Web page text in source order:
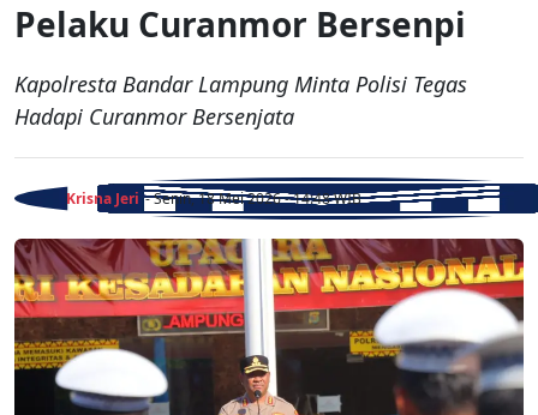
Pelaku Curanmor Bersenpi
Kapolresta Bandar Lampung Minta Polisi Tegas
Hadapi Curanmor Bersenjata
Krisna Jeri - Senin, 18 Mei 2026 - 14:48 WIB